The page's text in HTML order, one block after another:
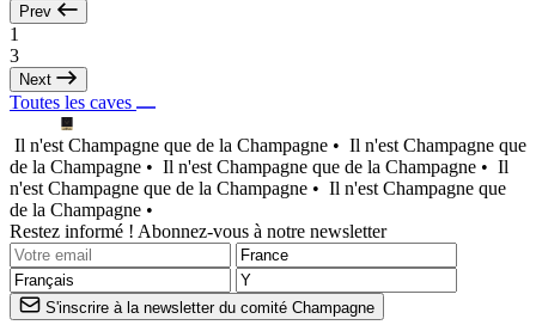
Prev
1
3
Next
Toutes les caves
Il n'est Champagne que de la Champagne • Il n'est Champagne que
de la Champagne • Il n'est Champagne que de la Champagne • Il
n'est Champagne que de la Champagne • Il n'est Champagne que
de la Champagne •
Restez informé ! Abonnez-vous à notre newsletter
S'inscrire à la newsletter du comité Champagne